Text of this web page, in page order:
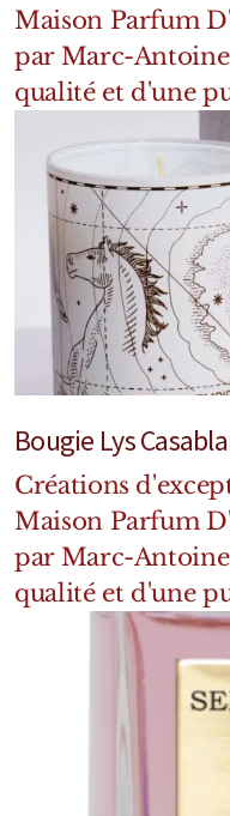
Maison Parfum
par Marc-
qualité et d'une
Bougie Lys
Créations
Maison Parfum
par Marc-
qualité et d'une